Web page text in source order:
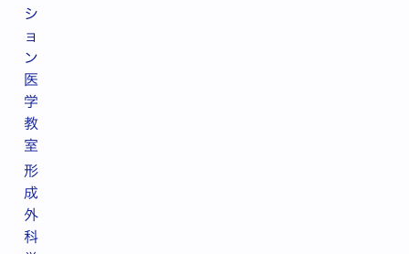
シ
ョ
ン
医
学
教
室
形
成
外
科